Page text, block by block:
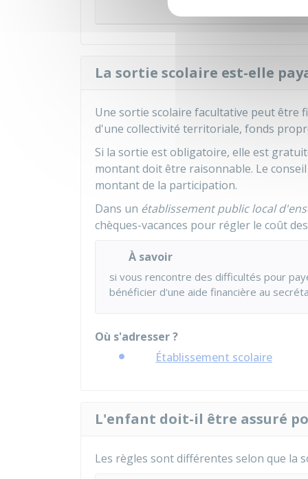
La sortie scolaire est-elle
Une sortie scolaire facultative peut être
d'une collectivité territoriale, fonds
Si la sortie est obligatoire, elle est
montant doit être raisonnable. Le
montant de la participation.
Dans un établissement public local
chèques-vacances pour régler le coût
À savoir
si vous rencontre des difficultés pour
bénéficier d'une aide financière au
Où s'adresser ?
Établissement scolaire
L'enfant doit-il être assuré
Les règles sont différentes selon que la